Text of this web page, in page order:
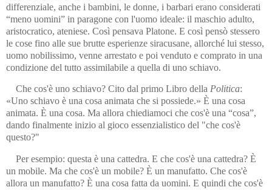
differenziale, anche i bambini, le donne, i barbari erano considerati
“meno uomini” in paragone con l'uomo ideale: il maschio adulto,
aristocratico, ateniese. Così pensava Platone. E così pensò stessero
le cose fino alle sue brutte esperienze siracusane, allorché lui stesso,
uomo nobilissimo, venne arrestato e poi venduto e comprato in una
condizione del tutto assimilabile a quella di uno schiavo.
Che cos'è uno schiavo? Cito dal primo Libro della Politica:
«Uno schiavo è una cosa animata che si possiede.» È una cosa
animata. È una cosa. Ma allora chiediamoci che cos'è una “cosa”,
dando finalmente inizio al gioco essenzialistico del "che cos'è
questo?"
Per esempio: questa è una cattedra. E che cos'è una cattedra? È
un mobile. Ma che cos'è un mobile? È un manufatto. Che cos'è
allora un manufatto? È una cosa fatta da uomini. E quindi che cos'è